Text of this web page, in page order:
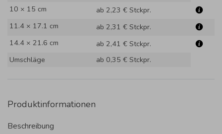
10 × 15 cm
ab 2,23 € Stckpr.
11.4 × 17.1 cm
ab 2,31 € Stckpr.
14.4 × 21.6 cm
ab 2,41 € Stckpr.
Umschläge
ab 0,35 € Stckpr.
Produktinformationen
Beschreibung